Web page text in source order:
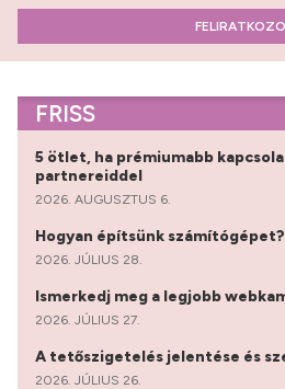
FRISS
5 ötlet, ha prémiumabb
partnereiddel
2026. AUGUSZTUS 6.
Hogyan építsünk számítógépet?
2026. JÚLIUS 28.
Ismerkedj meg a legjobb
2026. JÚLIUS 27.
A tetőszigetelés jelentése és
2026. JÚLIUS 26.